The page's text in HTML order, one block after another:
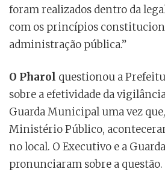
foram realizados dentro da
com os princípios
administração pública.”
O Pharol questionou a
sobre a efetividade da
Guarda Municipal uma vez
Ministério Público,
no local. O Executivo e a
pronunciaram sobre a questão.